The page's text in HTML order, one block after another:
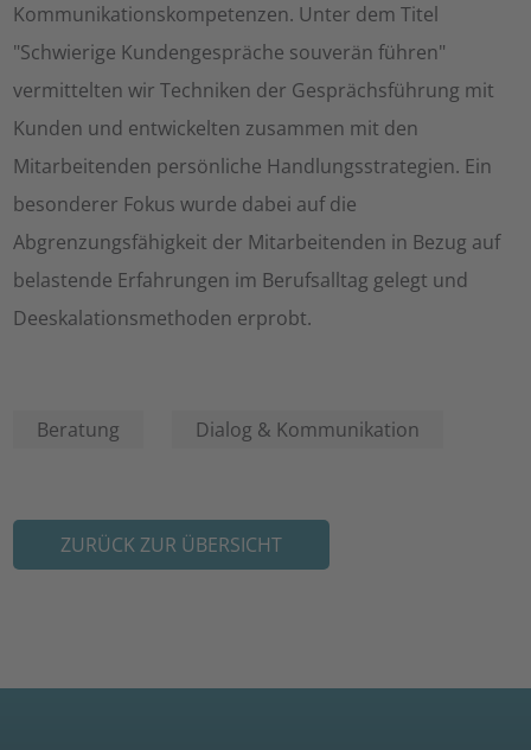
Kommunikationskompetenzen. Unter dem Titel
"Schwierige Kundengespräche souverän führen"
vermittelten wir Techniken der Gesprächsführung mit
Kunden und entwickelten zusammen mit den
Mitarbeitenden persönliche Handlungsstrategien. Ein
besonderer Fokus wurde dabei auf die
Abgrenzungsfähigkeit der Mitarbeitenden in Bezug auf
belastende Erfahrungen im Berufsalltag gelegt und
Deeskalationsmethoden erprobt.
Beratung Dialog & Kommunikation
ZURÜCK ZUR ÜBERSICHT